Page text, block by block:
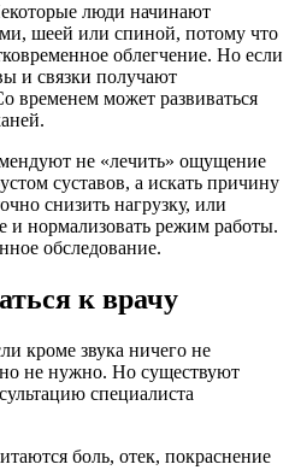
люди начинают
шеей или спиной, потому что
облегчение. Но если
и связки получают
временем может развиваться
не «лечить» ощущение
суставов, а искать причину
снизить нагрузку, или
и нормализовать режим работы.
обследование.
к врачу
кроме звука ничего не
не нужно. Но существуют
специалиста
боль, отек, покраснение